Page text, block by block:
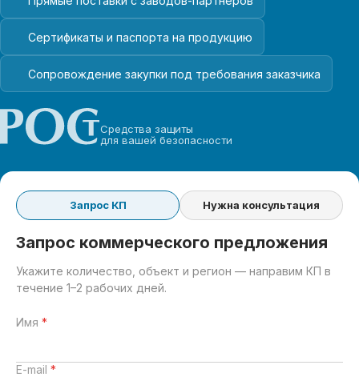
Сертификаты и паспорта на продукцию
Сопровождение закупки под требования заказчика
Средства защиты
для вашей безопасности
Запрос КП Нужна консультация
Запрос коммерческого предложения
Укажите количество, объект и регион — направим КП в
течение 1–2 рабочих дней.
Имя *
E-mail *